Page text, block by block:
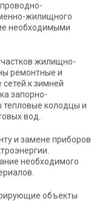
жилищного
необходимыми
жилищно-
ремонтные и
к зимней
запорно-
колодцы и
вод.
и замене приборов
необходимого
объекты